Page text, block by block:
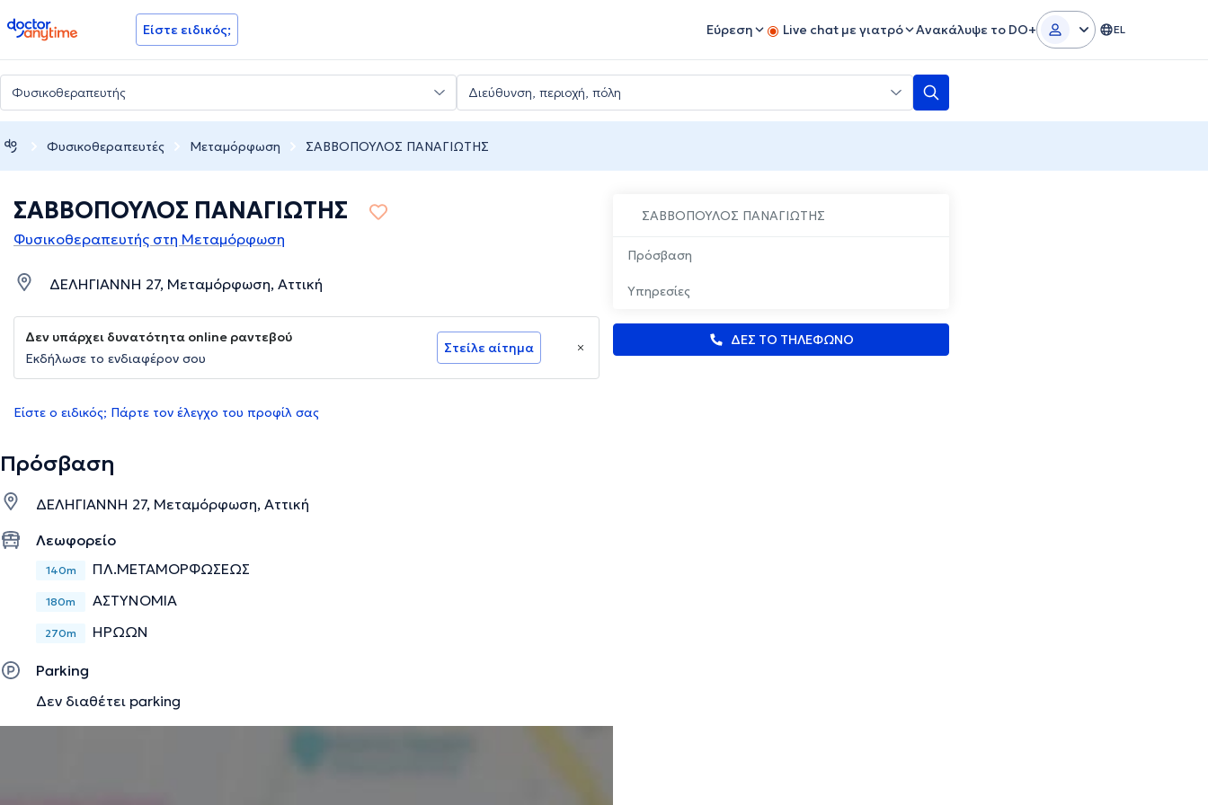
doctoranytime Είστε ειδικός; Εύρεση Live chat με γιατρό Ανακάλυψε το DO+ EL
Φυσικοθεραπευτές Μεταμόρφωση ΣΑΒΒΟΠΟΥΛΟΣ ΠΑΝΑΓΙΩΤΗΣ
ΣΑΒΒΟΠΟΥΛΟΣ ΠΑΝΑΓΙΩΤΗΣ
Πρόσβαση
Υπηρεσίες
ΔΕΣ ΤΟ ΤΗΛΕΦΩΝΟ
ΣΑΒΒΟΠΟΥΛΟΣ ΠΑΝΑΓΙΩΤΗΣ
Φυσικοθεραπευτής στη Μεταμόρφωση
ΔΕΛΗΓΙΑΝΝΗ 27, Μεταμόρφωση, Αττική
Δεν υπάρχει δυνατότητα online ραντεβού
Εκδήλωσε το ενδιαφέρον σου
Στείλε αίτημα
Είστε ο ειδικός; Πάρτε τον έλεγχο του προφίλ σας
Πρόσβαση
ΔΕΛΗΓΙΑΝΝΗ 27, Μεταμόρφωση, Αττική
Λεωφορείο
140m ΠΛ.ΜΕΤΑΜΟΡΦΩΣΕΩΣ
180m ΑΣΤΥΝΟΜΙΑ
270m ΗΡΩΩΝ
Parking
Δεν διαθέτει parking